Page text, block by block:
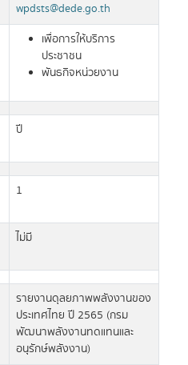
wpdsts@dede.go.th
เพื่อการให้บริการ
ประชาชน
พันธกิจหน่วยงาน
ปี
1
ไม่มี
รายงานดุลยภาพพลังงานของ
ประเทศไทย ปี 2565 (กรม
พัฒนาพลังงานทดแทนและ
อนุรักษ์พลังงาน)